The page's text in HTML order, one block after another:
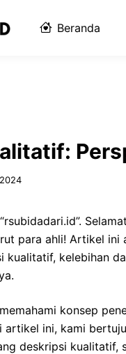
Beranda
para ahli! Artikel ini
kualitatif, kelebihan
konsep
artikel ini, kami
deskripsi kualitatif,